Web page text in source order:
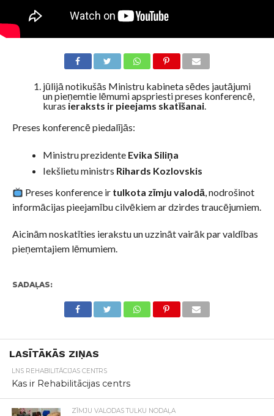
jūlijā notikušās Ministru kabineta sēdes jautājumi
un pieņemtie lēmumi apspriesti preses konferencē,
kuras ieraksts ir pieejams skatīšanai.
Preses konferencē piedalījās:
Ministru prezidente Evika Siliņa
Iekšlietu ministrs Rihards Kozlovskis
Preses konference ir tulkota zīmju valodā, nodrošinot
informācijas pieejamību cilvēkiem ar dzirdes traucējumiem.
Aicinām noskatīties ierakstu un uzzināt vairāk par valdības
pieņemtajiem lēmumiem.
SADAĻAS:
LASĪTĀKĀS ZIŅAS
LNS REHABILITĀCIJAS CENTRS
Kas ir Rehabilitācijas centrs
ZĪMJU VALODAS TULKU NODAĻA